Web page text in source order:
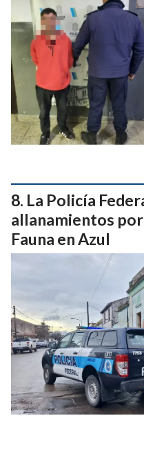
La Policía
allanamientos
Fauna en Azul